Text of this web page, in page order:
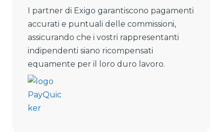
I partner di Exigo garantiscono pagamenti
accurati e puntuali delle commissioni,
assicurando che i vostri rappresentanti
indipendenti siano ricompensati
equamente per il loro duro lavoro.